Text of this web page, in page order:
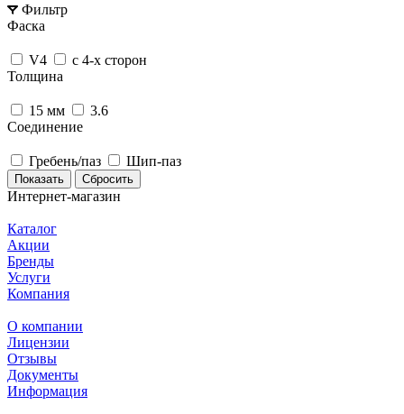
Фильтр
Фаска
V4
с 4-х сторон
Толщина
15 мм
3.6
Соединение
Гребень/паз Шип-паз
Сбросить
Интернет-магазин
Каталог
Акции
Бренды
Услуги
Компания
О компании
Лицензии
Отзывы
Документы
Информация